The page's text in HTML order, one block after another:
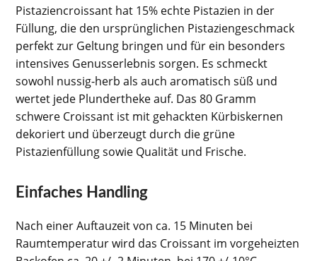
Pistaziencroissant hat 15% echte Pistazien in der
Füllung, die den ursprünglichen Pistaziengeschmack
perfekt zur Geltung bringen und für ein besonders
intensives Genusserlebnis sorgen. Es schmeckt
sowohl nussig-herb als auch aromatisch süß und
wertet jede Plundertheke auf. Das 80 Gramm
schwere Croissant ist mit gehackten Kürbiskernen
dekoriert und überzeugt durch die grüne
Pistazienfüllung sowie Qualität und Frische.
Einfaches Handling
Nach einer Auftauzeit von ca. 15 Minuten bei
Raumtemperatur wird das Croissant im vorgeheizten